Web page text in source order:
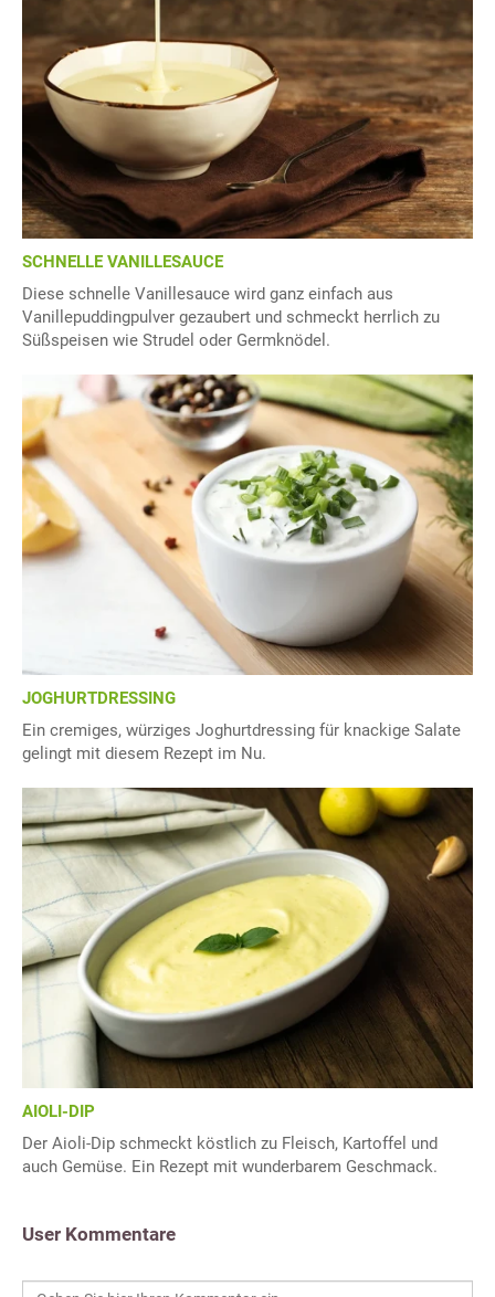
SCHNELLE VANILLESAUCE
Diese schnelle Vanillesauce wird ganz einfach aus
Vanillepuddingpulver gezaubert und schmeckt herrlich zu
Süßspeisen wie Strudel oder Germknödel.
JOGHURTDRESSING
Ein cremiges, würziges Joghurtdressing für knackige Salate
gelingt mit diesem Rezept im Nu.
AIOLI-DIP
Der Aioli-Dip schmeckt köstlich zu Fleisch, Kartoffel und
auch Gemüse. Ein Rezept mit wunderbarem Geschmack.
User Kommentare